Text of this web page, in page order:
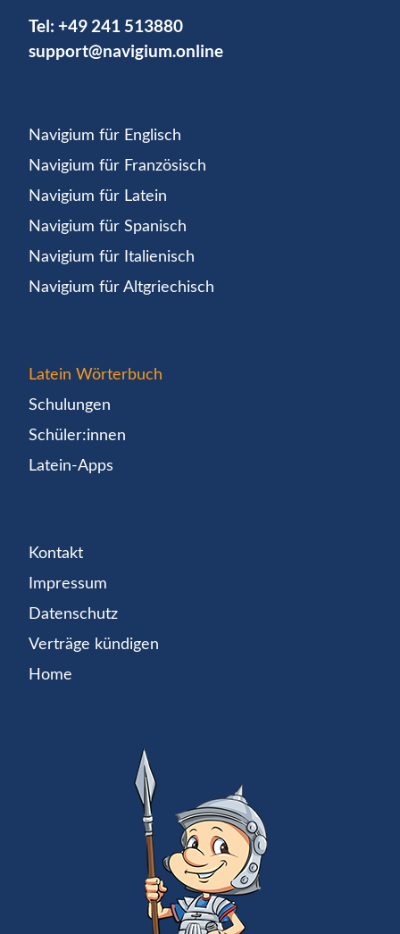
Tel: +49 241 513880
support@navigium.online
Navigium für Englisch
Navigium für Französisch
Navigium für Latein
Navigium für Spanisch
Navigium für Italienisch
Navigium für Altgriechisch
Latein Wörterbuch
Schulungen
Schüler:innen
Latein-Apps
Kontakt
Impressum
Datenschutz
Verträge kündigen
Home